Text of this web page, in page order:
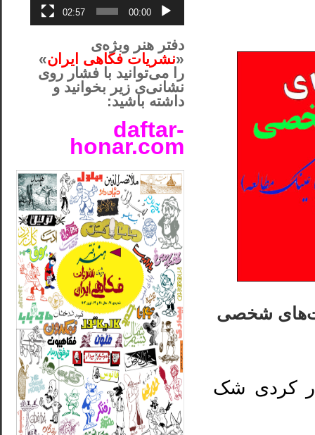
شخصی
کردی شک
00:00
02:57
دفتر هنر وبژه‌ی
«نشریات فکاهی ایران»
را می‌توانید با فشار روی
نشانی‌ی زیر بخوانید و
داشته باشید:
daftar-
honar.com